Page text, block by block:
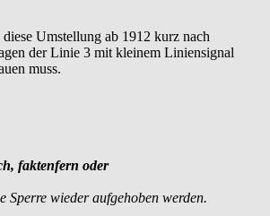
Umstellung ab 1912 kurz nach
der Linie 3 mit kleinem Liniensignal
muss.
faktenfern oder
wieder aufgehoben werden.